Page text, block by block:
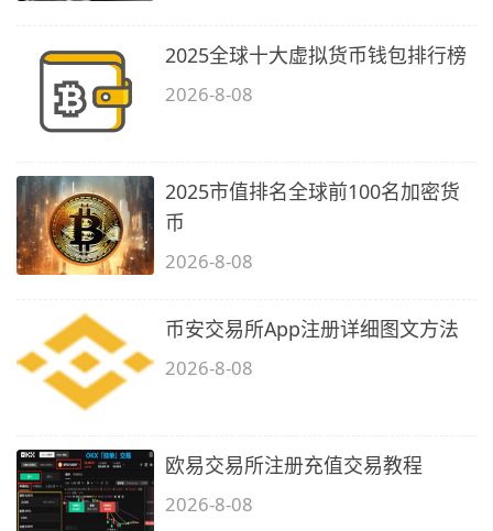
2025全球十大虚拟货币钱包排行榜
2026-8-08
2025市值排名全球前100名加密货
币
2026-8-08
币安交易所App注册详细图文方法
2026-8-08
欧易交易所注册充值交易教程
2026-8-08